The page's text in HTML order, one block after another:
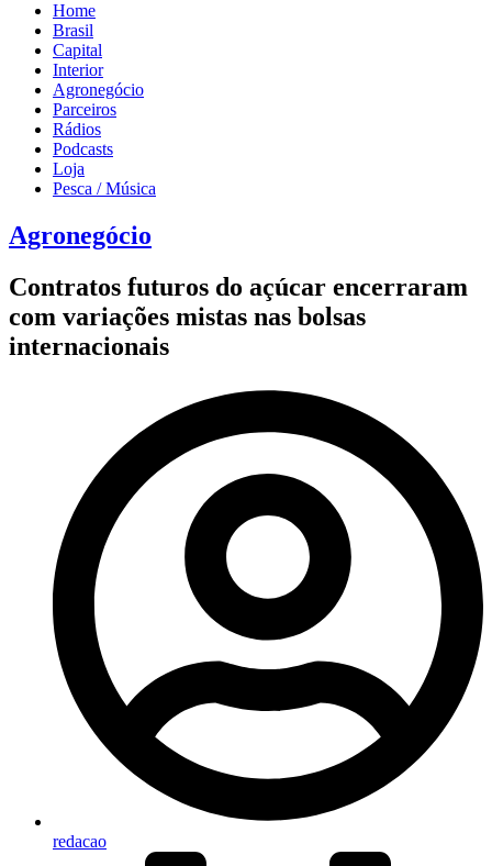
Home
Brasil
Capital
Interior
Agronegócio
Parceiros
Rádios
Podcasts
Loja
Pesca / Música
Agronegócio
Contratos futuros do açúcar encerraram
com variações mistas nas bolsas
internacionais
redacao